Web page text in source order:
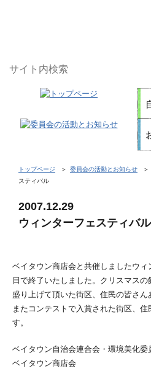
トップページ 委員会の活動とお知らせ
スティバル
2007.12.29
ウィンターフェスティバル
ベイタウン商店会と共催しましたウ
日で終了いたしました。クリスマス
盛り上げて頂いた街区、住民の皆さん
またコンテストで入賞された街区、
す。
ベイタウン自治会連合会・環境美化委
ベイタウン商店会